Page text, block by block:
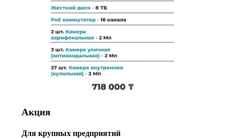
Акция
Для крупных предприятий